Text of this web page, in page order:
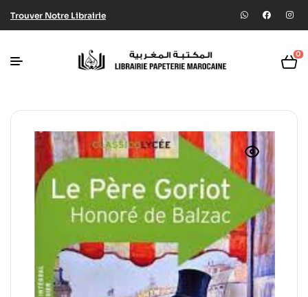
Trouver Notre Librairie
0